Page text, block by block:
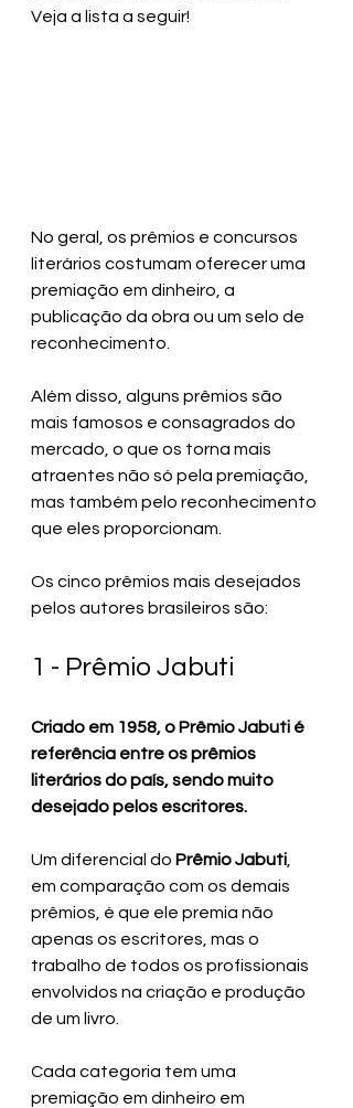
Veja a lista a seguir!
No geral, os prêmios e concursos
literários costumam oferecer uma
premiação em dinheiro, a
publicação da obra ou um selo de
reconhecimento.
Além disso, alguns prêmios são
mais famosos e consagrados do
mercado, o que os torna mais
atraentes não só pela premiação,
mas também pelo reconhecimento
que eles proporcionam.
Os cinco prêmios mais desejados
pelos autores brasileiros são:
1 - Prêmio Jabuti
Criado em 1958, o Prêmio Jabuti é
referência entre os prêmios
literários do país, sendo muito
desejado pelos escritores.
Um diferencial do Prêmio Jabuti
em comparação com os demais
prêmios, é que ele premia não
apenas os escritores, mas o
trabalho de todos os profissionais
envolvidos na criação e produção
de um livro.
Cada categoria tem uma
premiação em dinheiro em